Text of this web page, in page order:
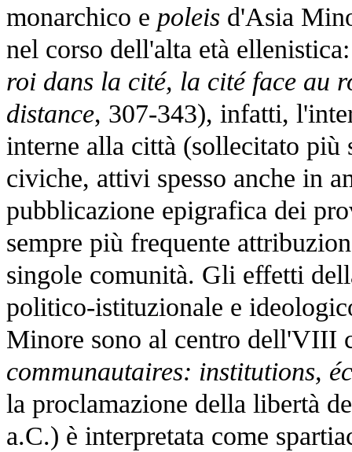
monarchico e poleis d'Asia
nel corso dell'alta età
roi dans la cité, la cité face au
distance, 307-343), infatti,
interne alla città (sollecitato
civiche, attivi spesso anche in
pubblicazione epigrafica dei
sempre più frequente
singole comunità. Gli effetti
politico-istituzionale e
Minore sono al centro dell'VIII
communautaires: institutions,
la proclamazione della libertà
a.C.) è interpretata come